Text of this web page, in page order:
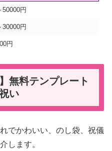
50000円
30000円
円
無料テンプレート
い
でかわいい、のし袋、祝儀
します。